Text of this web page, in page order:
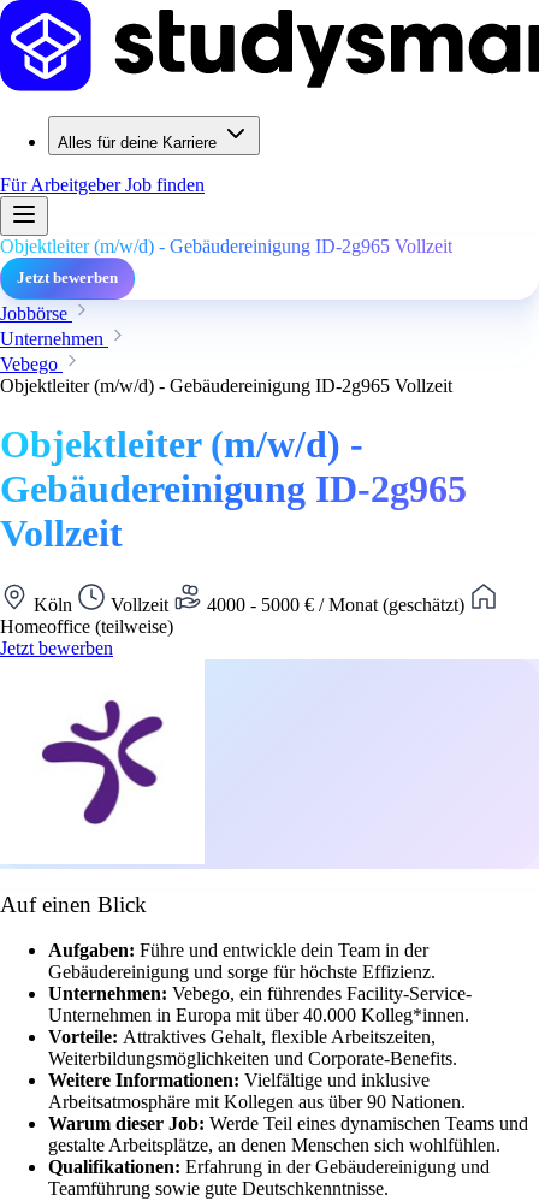
Alles für deine Karriere
Für ArbeitgeberJob finden
Objektleiter (m/w/d) - Gebäudereinigung ID-2g965 Vollzeit
Jetzt bewerben
Jobbörse
Unternehmen
Vebego
Objektleiter (m/w/d) - Gebäudereinigung ID-2g965 Vollzeit
Objektleiter (m/w/d) -
Gebäudereinigung ID-2g965
Vollzeit
Köln Vollzeit
4000 - 5000 € / Monat (geschätzt)
Homeoffice (teilweise)
Jetzt bewerben
Auf einen Blick
Aufgaben: Führe und entwickle dein Team in der
Gebäudereinigung und sorge für höchste Effizienz.
Unternehmen: Vebego, ein führendes Facility-Service-
Unternehmen in Europa mit über 40.000 Kolleg*innen.
Vorteile: Attraktives Gehalt, flexible Arbeitszeiten,
Weiterbildungsmöglichkeiten und Corporate-Benefits.
Weitere Informationen: Vielfältige und inklusive
Arbeitsatmosphäre mit Kollegen aus über 90 Nationen.
Warum dieser Job: Werde Teil eines dynamischen Teams und
gestalte Arbeitsplätze, an denen Menschen sich wohlfühlen.
Qualifikationen: Erfahrung in der Gebäudereinigung und
Teamführung sowie gute Deutschkenntnisse.